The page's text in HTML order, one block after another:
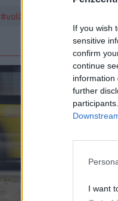
If you wish
sensitive
confirm
continue
information
further
I want
#volánbusz